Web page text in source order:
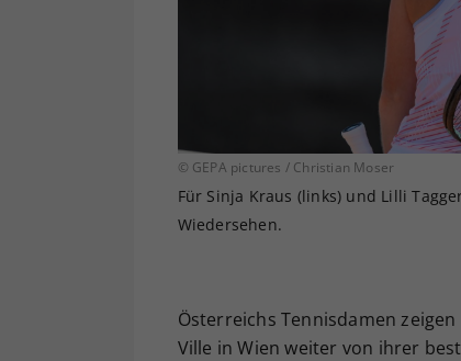
© GEPA pictures / Christian Moser
Für Sinja Kraus (links) und Lilli
Wiedersehen.
Österreichs Tennisdamen
Ville in Wien weiter von ihrer